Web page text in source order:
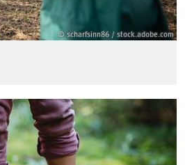
© scharfsinn86 / stock.adobe.com